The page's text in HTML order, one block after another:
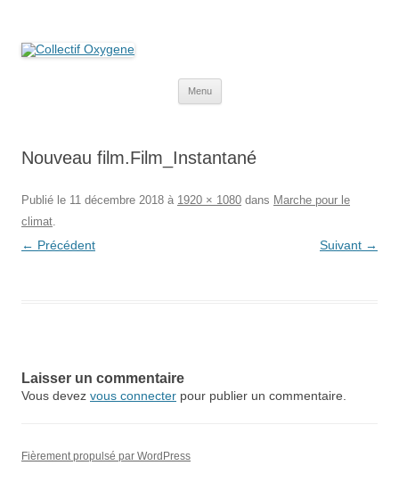
Menu
Nouveau film.Film_Instantané
Publié le 11 décembre 2018 à 1920 × 1080 dans Marche pour le
climat.
← Précédent Suivant →
Laisser un commentaire
Vous devez vous connecter pour publier un commentaire.
Fièrement propulsé par WordPress